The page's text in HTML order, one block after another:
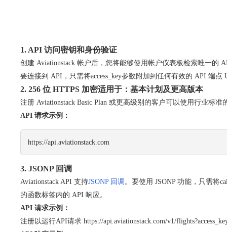
1. API 访问密钥和身份验证
创建 Aviationstack 帐户后，您将能够使用帐户仪表板检索唯一的
要连接到 API，只需将access_key参数附加到任何有效的 API 端点
2. 256 位 HTTPS 加密适用于：基本计划及更高版本
注册 Aviationstack Basic Plan 或更高级别的客户可以使用行业标
API 请求示例：
https://api.aviationstack.com
3. JSONP 回调
Aviationstack API 支持JSONP 回调 。要使用 JSONP 功能，只需将
的函数标签内的 API 响应。
API 请求示例：
注册以运行API请求 https://api.aviationstack.com/v1/